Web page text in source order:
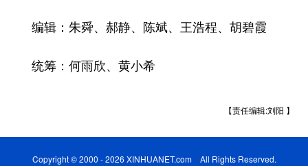
编辑：朱舜、郝静、陈斌、王浩程、胡碧霞
统筹：何雨欣、黄小希
【责任编辑:刘阳 】
Copyright © 2000 - 2026 XINHUANET.com All Rights Reserved.